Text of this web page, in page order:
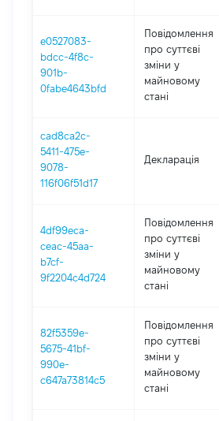
e0527083-
bdcc-4f8c-
901b-
0fabe4643bfd
Повідомлення
про суттєві
зміни y
майновому
стані
cad8ca2c-
5411-475e-
9078-
116f06f51d17
Декларація
4df99eca-
ceac-45aa-
b7cf-
9f2204c4d724
Повідомлення
про суттєві
зміни y
майновому
стані
82f5359e-
5675-41bf-
990e-
c647a73814c5
Повідомлення
про суттєві
зміни y
майновому
стані